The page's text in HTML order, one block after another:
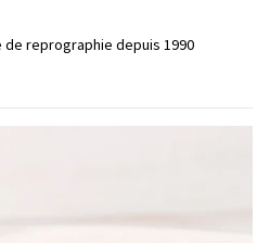
reprographie depuis 1990